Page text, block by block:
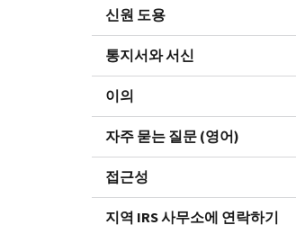
신원 도용
통지서와 서신
이의
자주 묻는 질문 (영어)
접근성
지역 IRS 사무소에 연락하기